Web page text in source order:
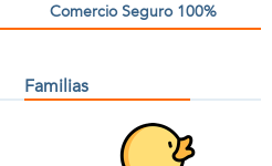
Comercio Seguro 100%
Familias